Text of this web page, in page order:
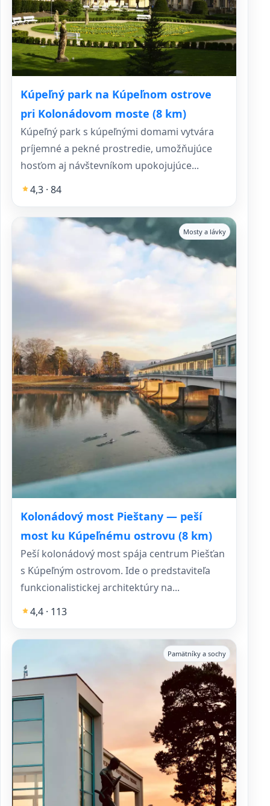
Kúpeľný park na Kúpeľnom ostrove
pri Kolonádovom moste (8 km)
Kúpeľný park s kúpeľnými domami vytvára
príjemné a pekné prostredie, umožňujúce
hosťom aj návštevníkom upokojujúce...
4,3 · 84
Kolonádový most Pieštany — peší
most ku Kúpeľnému ostrovu (8 km)
Mosty a lávky
Peší kolonádový most spája centrum Piešťan
s Kúpeľným ostrovom. Ide o predstaviteľa
funkcionalistickej architektúry na...
4,4 · 113
Pamätníky a sochy